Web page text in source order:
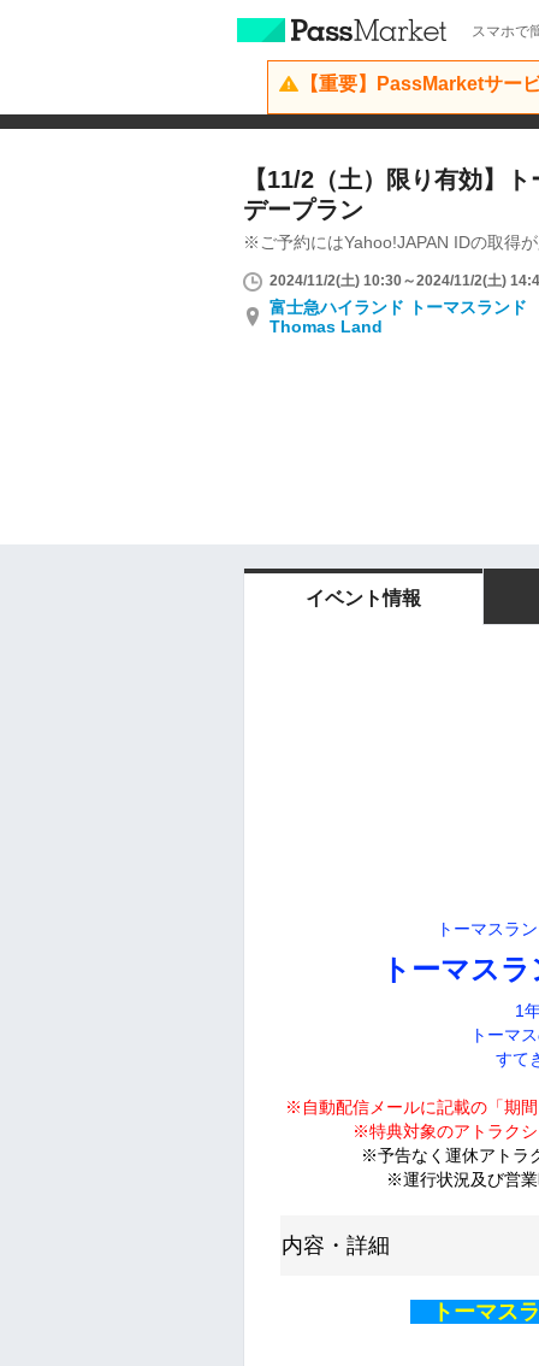
スマホで
【重要】PassMarketサー
【11/2（土）限り有効】
デープラン
※ご予約にはYahoo!JAPAN IDの取得
2024/11/2(土) 10:30～2024/11/2(土)
富士急ハイランド トーマスラ
Thomas Land
イベント情報
トーマスラ
トーマス
1
トーマ
すて
※自動配信メールに記載の「期
※特典対象のアトラク
※予告なく運休アトラ
※運行状況及び営
内容・詳細
トーマス